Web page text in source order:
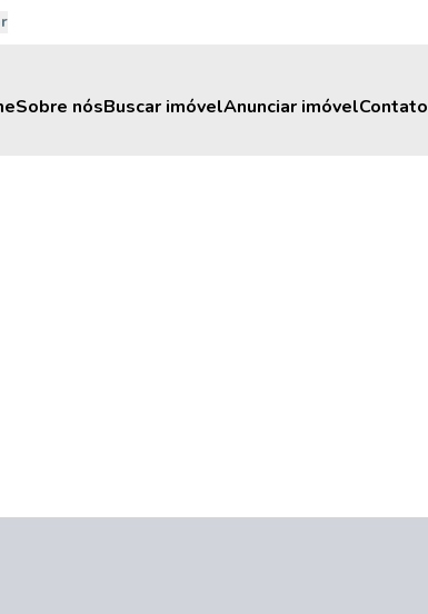
Sobre nósBuscar imóvelAnunciar imóvelContato